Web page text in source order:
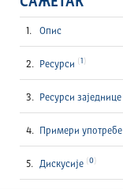
Опис
Ресурси 1
Ресурси заједнице
Примери употребе
Дискусије 0